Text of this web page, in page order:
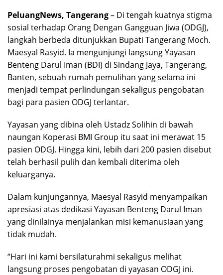
PeluangNews, Tangerang– Di tengah kuatnya stigma
sosial terhadap Orang Dengan Gangguan Jiwa (ODGJ),
langkah berbeda ditunjukkan Bupati Tangerang Moch.
Maesyal Rasyid. Ia mengunjungi langsung Yayasan
Benteng Darul Iman (BDI) di Sindang Jaya, Tangerang,
Banten, sebuah rumah pemulihan yang selama ini
menjadi tempat perlindungan sekaligus pengobatan
bagi para pasien ODGJ terlantar.
Yayasan yang dibina oleh Ustadz Solihin di bawah
naungan Koperasi BMI Group itu saat ini merawat 15
pasien ODGJ. Hingga kini, lebih dari 200 pasien disebut
telah berhasil pulih dan kembali diterima oleh
keluarganya.
Dalam kunjungannya, Maesyal Rasyid menyampaikan
apresiasi atas dedikasi Yayasan Benteng Darul Iman
yang dinilainya menjalankan misi kemanusiaan yang
tidak mudah.
“Hari ini kami bersilaturahmi sekaligus melihat
langsung proses pengobatan di yayasan ODGJ ini.